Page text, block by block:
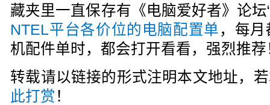
藏夹里一直保存有《电脑爱好者》论坛
NTEL平台各价位的电脑配置单 ，每
机配件单时，都会打开看看，强烈推荐
转载请以链接的形式注明本文地址，
此打赏 ！